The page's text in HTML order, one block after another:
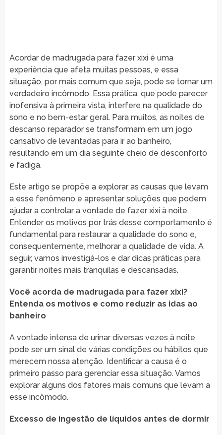
Acordar de madrugada para fazer xixi é uma
experiência que afeta muitas pessoas, e essa
situação, por mais comum que seja, pode se tornar um
verdadeiro incômodo. Essa prática, que pode parecer
inofensiva à primeira vista, interfere na qualidade do
sono e no bem-estar geral. Para muitos, as noites de
descanso reparador se transformam em um jogo
cansativo de levantadas para ir ao banheiro,
resultando em um dia seguinte cheio de desconforto
e fadiga.
Este artigo se propõe a explorar as causas que levam
a esse fenômeno e apresentar soluções que podem
ajudar a controlar a vontade de fazer xixi à noite.
Entender os motivos por trás desse comportamento é
fundamental para restaurar a qualidade do sono e,
consequentemente, melhorar a qualidade de vida. A
seguir, vamos investigá-los e dar dicas práticas para
garantir noites mais tranquilas e descansadas.
Você acorda de madrugada para fazer xixi?
Entenda os motivos e como reduzir as idas ao
banheiro
A vontade intensa de urinar diversas vezes à noite
pode ser um sinal de várias condições ou hábitos que
merecem nossa atenção. Identificar a causa é o
primeiro passo para gerenciar essa situação. Vamos
explorar alguns dos fatores mais comuns que levam a
esse incômodo.
Excesso de ingestão de líquidos antes de dormir